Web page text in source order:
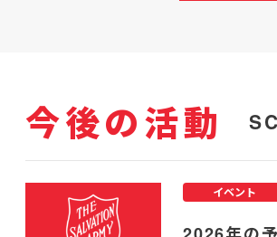
今後の活動
イベント